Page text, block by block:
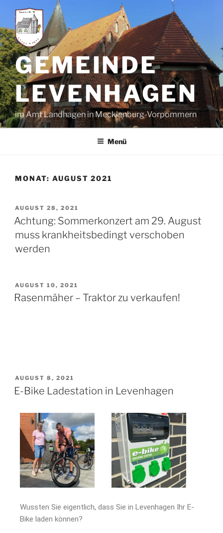
GEMEINDE
LEVENHAGEN
im Amt Landhagen in Mecklenburg-Vorpommern
Menü
MONAT: AUGUST 2021
AUGUST 28, 2021
Achtung: Sommerkonzert am 29. August
muss krankheitsbedingt verschoben
werden
AUGUST 10, 2021
Rasenmäher – Traktor zu verkaufen!
AUGUST 8, 2021
E-Bike Ladestation in Levenhagen
Wussten Sie eigentlich, dass Sie in Levenhagen Ihr E-
Bike laden können?